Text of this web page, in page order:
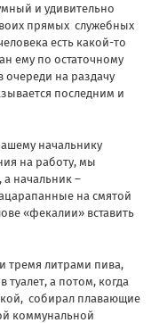
и удивительно
прямых служебных
есть какой-то
ему по остаточному
очереди на раздачу
последним и
начальнику
на работу, мы
а начальник –
на смятой
«фекалии» вставить
литрами пива,
туалет, а потом, когда
собирал плавающие
коммунальной